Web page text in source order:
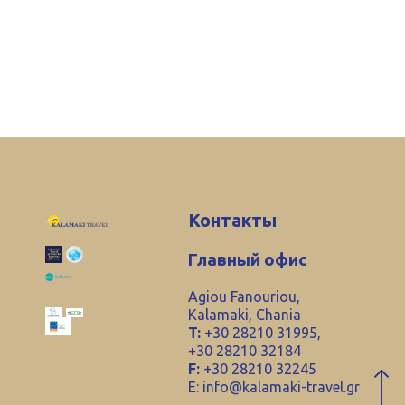
Контакты
Главный офис
Agiou Fanouriou,
Kalamaki, Chania
T: +30 28210 31995,
+30 28210 32184
F: +30 28210 32245
E: info@kalamaki-travel.gr